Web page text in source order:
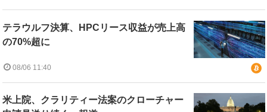
テラウルフ決算、HPCリース収益が売上高
の70%超に
08/06 11:40
米上院、クラリティー法案のクローチャー